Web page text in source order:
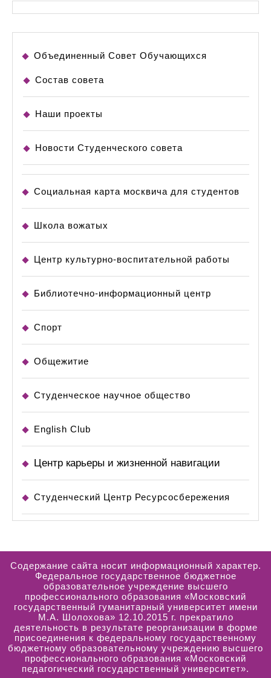
Объединенный Совет Обучающихся
Состав совета
Наши проекты
Новости Студенческого совета
Социальная карта москвича для студентов
Школа вожатых
Центр культурно-воспитательной работы
Библиотечно-информационный центр
Спорт
Общежитие
Студенческое научное общество
English Club
Центр карьеры и жизненной навигации
Студенческий Центр Ресурсосбережения
Содержание сайта носит информационный характер.
Федеральное государственное бюджетное
образовательное учреждение высшего
профессионального образования «Московский
государственный гуманитарный университет имени
М.А. Шолохова» 12.10.2015 г. прекратило
деятельность в результате реорганизации в форме
присоединения к федеральному государственному
бюджетному образовательному учреждению высшего
профессионального образования «Московский
педагогический государственный университет».